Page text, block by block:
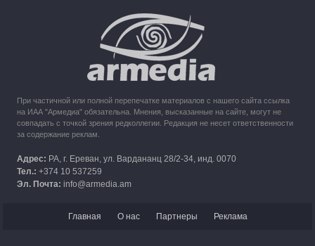
Кипр рассматривает возможность размещения беженцев
из Карабаха
При частичной или полной перепечатке материалов с нашего сайта ссылка
на ИАА "Армедиа" обязательна. Мнения, высказанные на сайте, могут не
совпадать с точкой зрения редколлегии. Редакция не несет ответственности
за содержание реклам.
Адрес: РА, г. Ереван, ул. Вардананц 28/2-34, инд. 0070
Тел.: +374 10 537259
Эл. Почта: info@armedia.am
Главная О нас Партнеры Реклама